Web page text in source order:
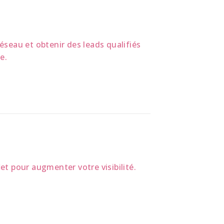
et obtenir des leads qualifiés
pour augmenter votre visibilité.